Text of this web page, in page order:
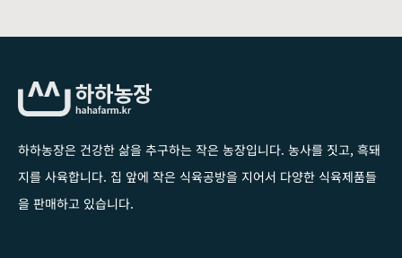
하하농장은 건강한 삶을 추구하는 작은 농장입니다. 농사를 짓고, 흑돼
지를 사육합니다. 집 앞에 작은 식육공방을 지어서 다양한 식육제품들
을 판매하고 있습니다.